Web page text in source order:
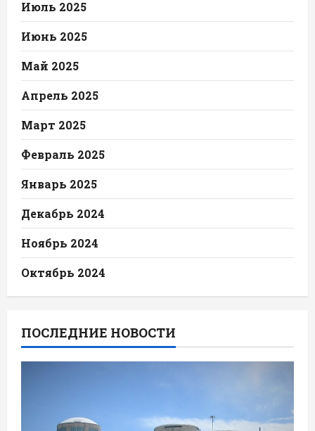
Июль 2025
Июнь 2025
Май 2025
Апрель 2025
Март 2025
Февраль 2025
Январь 2025
Декабрь 2024
Ноябрь 2024
Октябрь 2024
ПОСЛЕДНИЕ НОВОСТИ